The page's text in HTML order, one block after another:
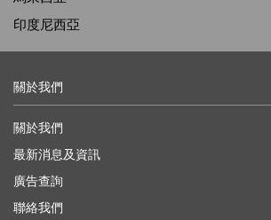
印度尼西亞
關於我們
關於我們
最新消息及資訊
廣告查詢
聯絡我們